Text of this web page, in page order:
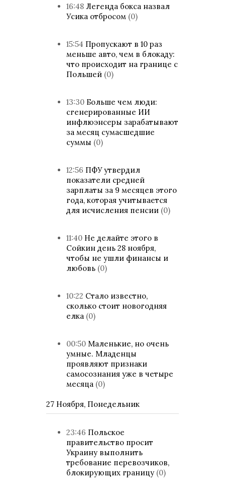
16:48 Легенда бокса назвал
Усика отбросом (0)
15:54 Пропускают в 10 раз
меньше авто, чем в блокаду:
что происходит на границе с
Польшей (0)
13:30 Больше чем люди:
сгенерированные ИИ
инфлюэнсеры зарабатывают
за месяц сумасшедшие
суммы (0)
12:56 ПФУ утвердил
показатели средней
зарплаты за 9 месяцев этого
года, которая учитывается
для исчисления пенсии (0)
11:40 Не делайте этого в
Сойкин день 28 ноября,
чтобы не ушли финансы и
любовь (0)
10:22 Стало известно,
сколько стоит новогодняя
елка (0)
00:50 Маленькие, но очень
умные. Младенцы
проявляют признаки
самосознания уже в четыре
месяца (0)
27 Ноября, Понедельник
23:46 Польское
правительство просит
Украину выполнить
требование перевозчиков,
блокирующих границу (0)